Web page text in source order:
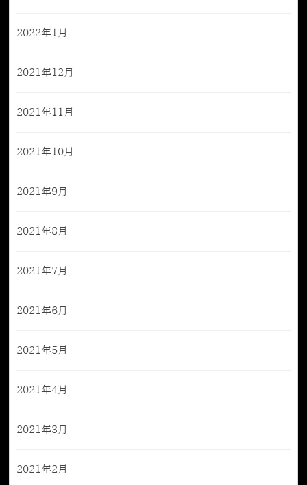
2022年1月
2021年12月
2021年11月
2021年10月
2021年9月
2021年8月
2021年7月
2021年6月
2021年5月
2021年4月
2021年3月
2021年2月